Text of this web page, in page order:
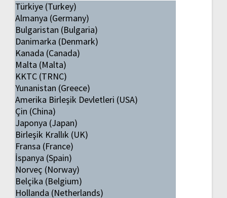
Türkiye (Turkey)
Almanya (Germany)
Bulgaristan (Bulgaria)
Danimarka (Denmark)
Kanada (Canada)
Malta (Malta)
KKTC (TRNC)
Yunanistan (Greece)
Amerika Birleşik Devletleri (USA)
Çin (China)
Japonya (Japan)
Birleşik Krallık (UK)
Fransa (France)
İspanya (Spain)
Norveç (Norway)
Belçika (Belgium)
Hollanda (Netherlands)